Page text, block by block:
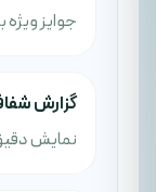
جوایز ویژه
گزارش
نمایش